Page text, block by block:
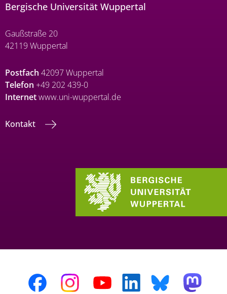
Bergische Universität Wuppertal
Gaußstraße 20
42119 Wuppertal
Postfach 42097 Wuppertal
Telefon +49 202 439-0
Internetwww.uni-wuppertal.de
Kontakt